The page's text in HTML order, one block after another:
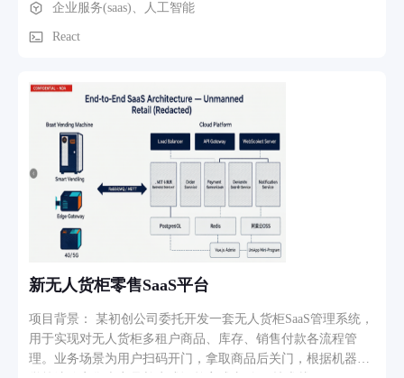
Top3 支出分类、日均消费、记账天数等。 6. 数据导出导入：
支持 CSV（含 BOM 兼容 Excel 中文）和 JSON 格式导出/导
每日记账提醒（默认 21:00）、晚间支出汇总（默认 23:00）；
适配华为/小米/OPPO/vivo 等厂商的自启动设置引导；前台服
务保活、电池优化白名单引导、悬浮窗速记（System Alert
Window 权限）。 业务流程：用户安装 → 授权通知监听 → 支
付时 App 自动弹窗预填 → 用户确认/编辑 → 记录存入 SQLite
→ 首页仪表盘/报告页实时刷新 → 月底查看月度报告和预算达
成 → 导出数据备份。
法到上线全流程交付。软件方面能够承接各种前端后端。
企业服务(saas)、人工智能
React
新无人货柜零售SaaS平台
项目背景： 某初创公司委托开发一套无人货柜SaaS管理系统，
用于实现对无人货柜多租户商品、库存、销售付款各流程管
理。业务场景为用户扫码开门，拿取商品后关门，根据机器视